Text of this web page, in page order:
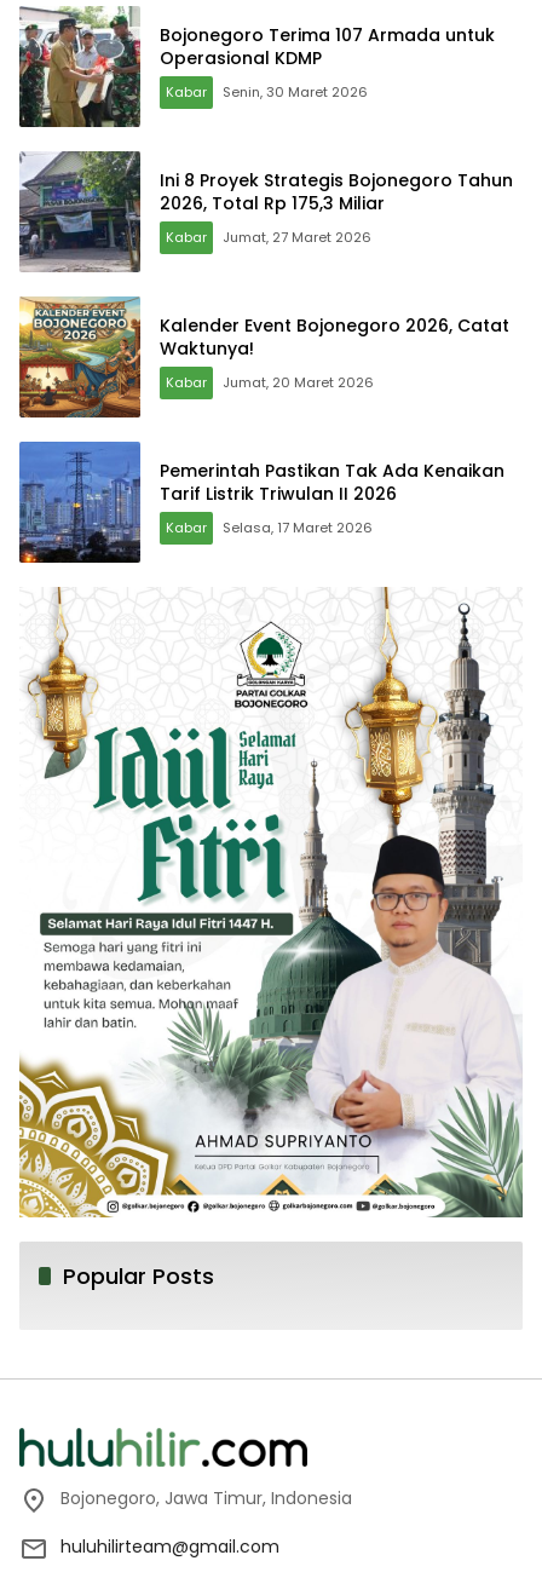
Bojonegoro Terima 107 Armada untuk
Operasional KDMP
Kabar Senin, 30 Maret 2026
Ini 8 Proyek Strategis Bojonegoro Tahun
2026, Total Rp 175,3 Miliar
Kabar Jumat, 27 Maret 2026
Kalender Event Bojonegoro 2026, Catat
Waktunya!
Kabar Jumat, 20 Maret 2026
Pemerintah Pastikan Tak Ada Kenaikan
Tarif Listrik Triwulan II 2026
Kabar Selasa, 17 Maret 2026
Popular Posts
Bojonegoro, Jawa Timur, Indonesia
huluhilirteam@gmail.com